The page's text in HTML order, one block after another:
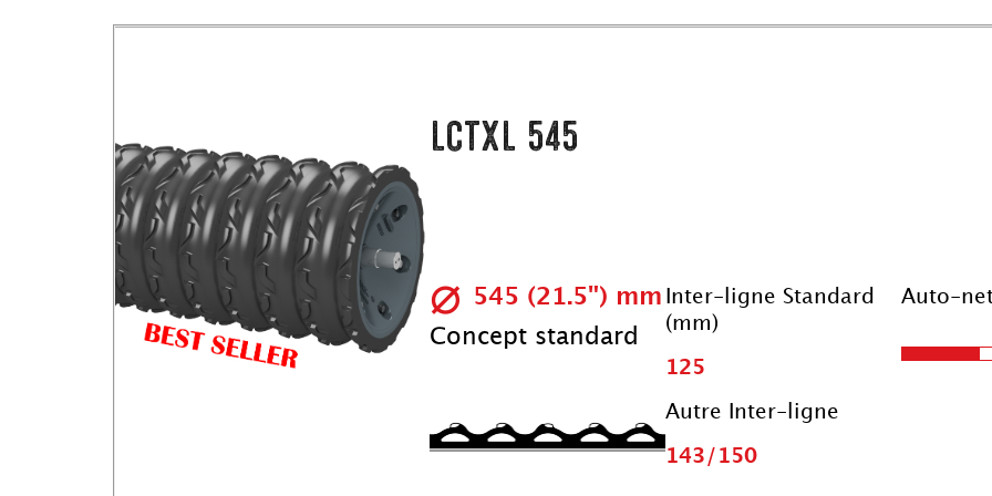
LCTXL 545
⌀
545 (21.5") mm
Concept standard
Inter-ligne Standard
(mm)
125
Autre Inter-ligne
143/150
Auto-